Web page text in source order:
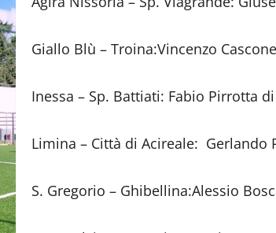
Giallo Blù – Troina:Vincenzo
Inessa – Sp. Battiati: Fabio
Limina – Città di Acireale:
S. Gregorio – Ghibellina:Alessio